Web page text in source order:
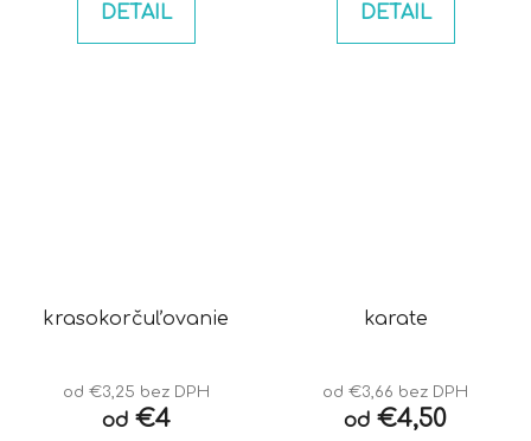
DETAIL DETAIL
krasokorčuľovanie
od €3,25 bez DPH
od€4
karate
od €3,66 bez DPH
od €4,50